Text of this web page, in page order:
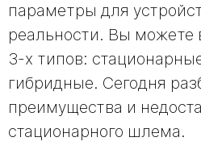
параметры для
реальности. Вы
3-х типов:
гибридные. Сегодня
преимущества и
стационарного шлема.